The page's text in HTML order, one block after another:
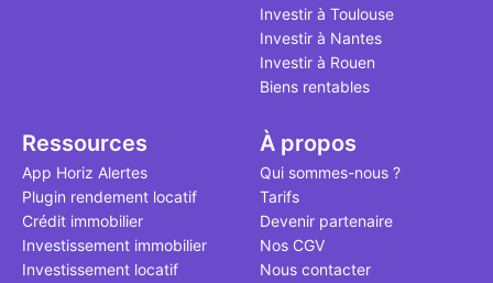
Investir à Toulouse
Investir à Nantes
Investir à Rouen
Biens rentables
Ressources
App Horiz Alertes
Plugin rendement locatif
Crédit immobilier
Investissement immobilier
Investissement locatif
À propos
Qui sommes-nous ?
Tarifs
Devenir partenaire
Nos CGV
Nous contacter